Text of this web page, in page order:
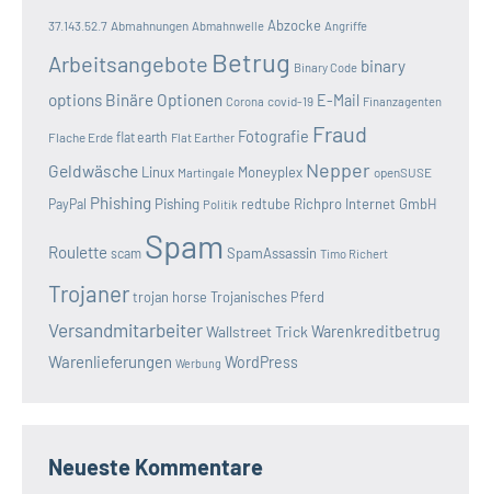
37.143.52.7 Abmahnungen Abmahnwelle Abzocke Angriffe
Arbeitsangebote Betrug Binary Code binary
options Binäre Optionen Corona covid-19 E-Mail Finanzagenten
Flache Erde flat earth Flat Earther Fotografie Fraud
Geldwäsche Linux Martingale Moneyplex Nepper openSUSE
PayPal Phishing Pishing Politik redtube Richpro Internet GmbH
Roulette scam Spam SpamAssassin Timo Richert
Trojanertrojan horse Trojanisches Pferd
VersandmitarbeiterWallstreet TrickWarenkreditbetrug
Warenlieferungen Werbung WordPress
Neueste Kommentare